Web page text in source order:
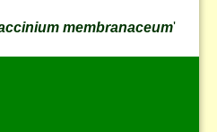
membranaceum'